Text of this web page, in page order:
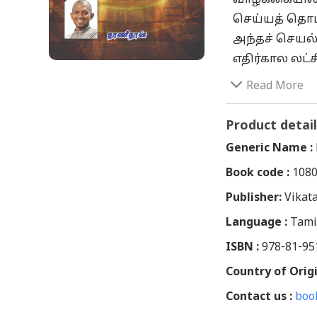
செய்யத்
அந்தச்
எதிர்கால
புதிய
நீங்கள்
எப்போது
Read More
Product
Generic Name :
Book code : 1080
Publisher:
Language :
ISBN : 978-81-
Country of
Contact us :